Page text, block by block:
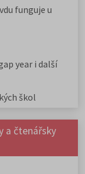
funguje u
year i další
škol
a čtenářsky